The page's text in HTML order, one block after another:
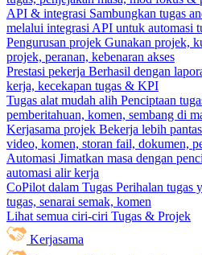
API & integrasi Sambungkan tugas
melalui integrasi API untuk automasi
Pengurusan projek Gunakan projek,
projek, peranan, kebenaran akses
Prestasi pekerja Berhasil dengan
kerja, kecekapan tugas & KPI
Tugas alat mudah alih Penciptaan
pemberitahuan, komen, sembang di
Kerjasama projek Bekerja lebih
video, komen, storan fail, dokumen,
Automasi Jimatkan masa dengan
automasi alir kerja
CoPilot dalam Tugas Perihalan tugas
tugas, senarai semak, komen
Lihat semua ciri-ciri Tugas & Projek
Kerjasama